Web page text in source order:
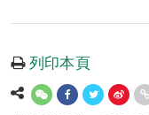
列印本頁